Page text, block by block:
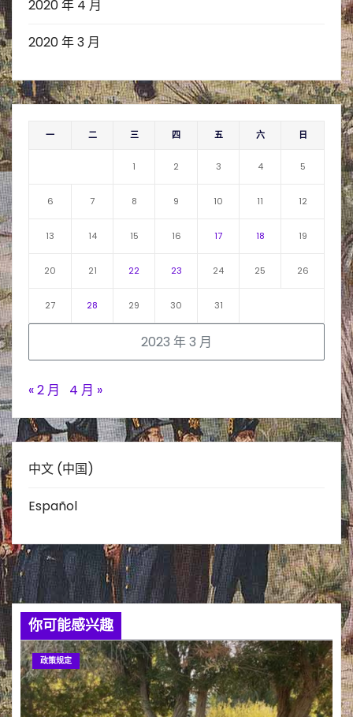
2020 年 4 月
2020 年 3 月
2023 年 3 月
一 二 三 四 五 六 日
1 2 3 4 5
6 7 8 9 10 11 12
13 14 15 16 17 18 19
20 21 22 23 24 25 26
27 28 29 30 31
« 2 月 4 月 »
中文 (中国)
Español
你可能感兴趣
政策规定